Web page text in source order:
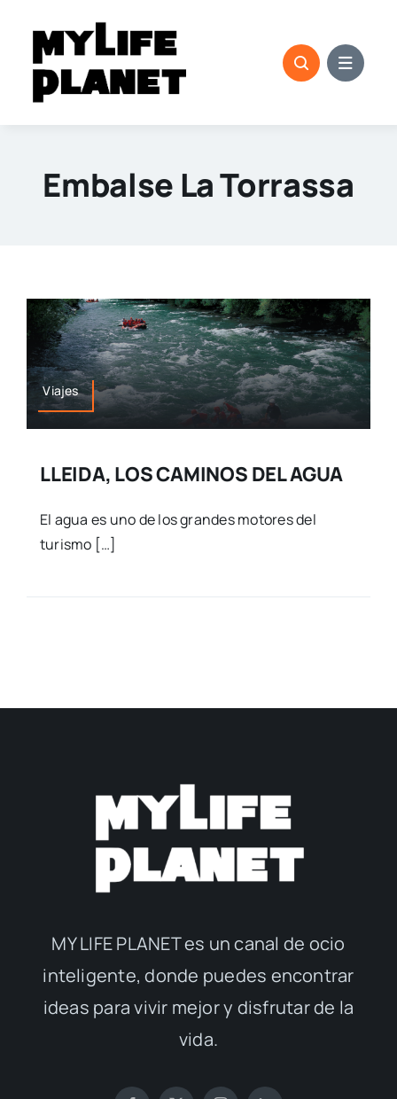
contenido
Embalse La Torrassa
Viajes
LLEIDA, LOS CAMINOS DEL AGUA
El agua es uno de los grandes motores del
turismo […]
MY LIFE PLANET es un canal de ocio
inteligente, donde puedes encontrar
ideas para vivir mejor y disfrutar de la
vida.